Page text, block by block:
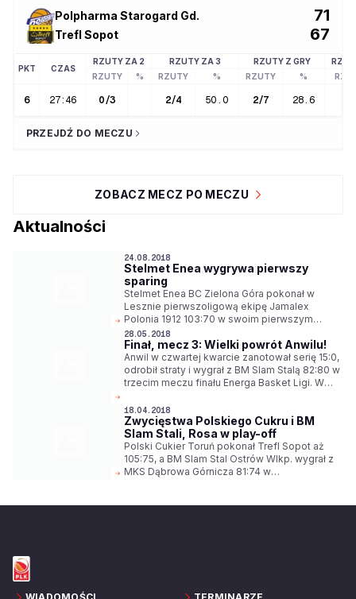
Polpharma Starogard Gd. 71
Trefl Sopot 67
PKT CZAS
RZUTY ZA 2 RZUTY ZA 3 RZUTY Z GRY
RZUTY
% RZUTY % RZUTY %
6 27:46 0/3 2/4 50.0 2/7 28.6
PRZEJDŹ DO MECZU
ZOBACZ MECZ PO MECZU
Aktualności
24.08.2018
Stelmet Enea wygrywa pierwszy
sparing
Stelmet Enea BC Zielona Góra pokonał w
Lesznie pierwszoligową ekipę Jamalex
Polonia 1912 103:70 w swoim pierwszym
sparingu przed sezonem 2018/2019 Energa
Basket Ligi.
28.05.2018
Finał, mecz 3: Wielki powrót Anwilu!
Anwil w czwartej kwarcie zanotował serię 15:0,
odrobił straty i wygrał z BM Slam Stalą 82:80 w
trzecim meczu finału Energa Basket Ligi. W
Transmisja spotkania nr 4 w środę od 20.00 w
Polsacie Sport Extra.
18.04.2018
Zwycięstwa Polskiego Cukru i BM
Slam Stali, Rosa w play-off
Polski Cukier Toruń pokonał Trefl Sopot aż
105:75, a BM Slam Stal Ostrów Wlkp. wygrał z
MKS Dąbrowa Górnicza 81:74 w